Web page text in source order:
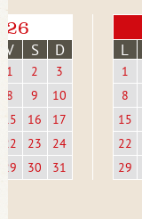
V S D
1 2
3
8
9
10
15
16
17
22
23
24
29
30 31
L
1
8
15
22
29